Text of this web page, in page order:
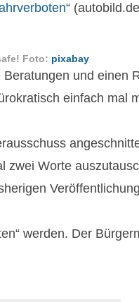
“
Foto: pixabay
und einen
einfach mal
zwei Worte
werden. Der